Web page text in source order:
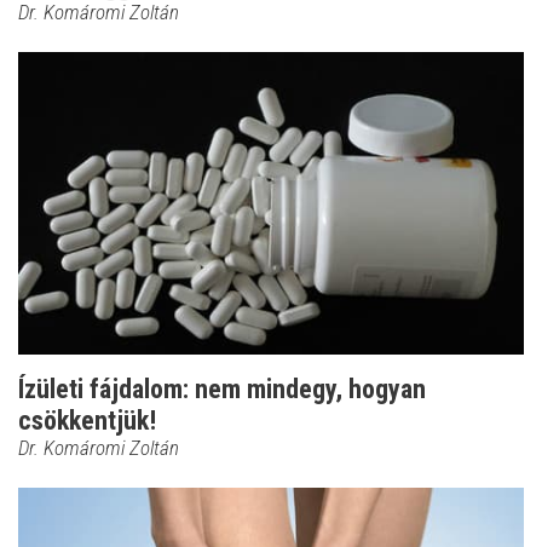
Dr. Komáromi Zoltán
Ízületi fájdalom: nem mindegy, hogyan
csökkentjük!
Dr. Komáromi Zoltán